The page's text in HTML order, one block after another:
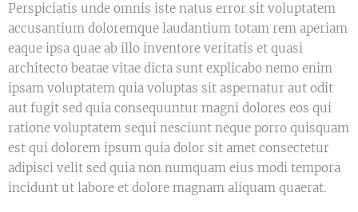
Perspiciatis unde omnis iste natus error sit voluptatem
accusantium doloremque laudantium totam rem aperiam
eaque ipsa quae ab illo inventore veritatis et quasi
architecto beatae vitae dicta sunt explicabo nemo enim
ipsam voluptatem quia voluptas sit aspernatur aut odit
aut fugit sed quia consequuntur magni dolores eos qui
ratione voluptatem sequi nesciunt neque porro quisquam
est qui dolorem ipsum quia dolor sit amet consectetur
adipisci velit sed quia non numquam eius modi tempora
incidunt ut labore et dolore magnam aliquam quaerat.